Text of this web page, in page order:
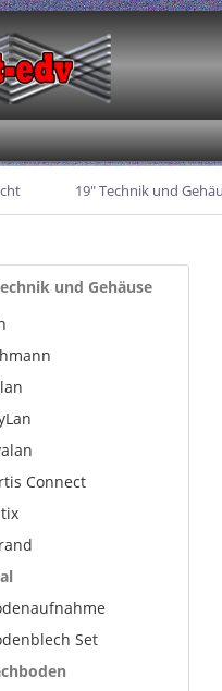
19" Technik und
und Gehäuse
Connect
Set